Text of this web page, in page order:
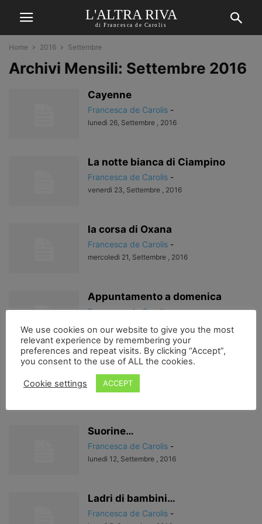
L'ALTRA RIVA
di Francesca de Carolis
Home 2016 Settembre
Archivi Mensili: Settembre 2016
Cayenne
Francesca de Carolis -
lunedì 26, Settembre , 2016
La notte bianca di Ciampino
Francesca de Carolis -
venerdì 23, Settembre , 2016
la corsa di Oxana
Francesca de Carolis -
mercoledì 21, Settembre , 2016
Appuntamento a domenica
Francesca de Carolis -
mercoledì 21, Settembre , 2016
A proposito di donne e Chiesa…
Francesca de Carolis
martedì 13, Settembre , 2016
Suorine…
Francesca de Carolis -
lunedì 12, Settembre , 2016
Ladri di bambini…
Francesca de Carolis -
We use cookies on our website to give you the most
relevant experience by remembering your
preferences and repeat visits. By clicking “Accept”,
you consent to the use of ALL the cookies.
Cookie settings ACCEPT